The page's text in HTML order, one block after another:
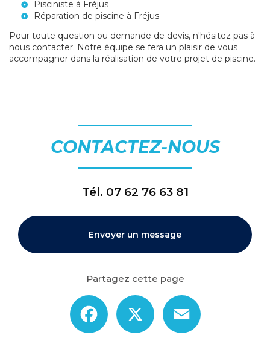
Pisciniste à Fréjus
Réparation de piscine à Fréjus
Pour toute question ou demande de devis, n'hésitez pas à
nous contacter. Notre équipe se fera un plaisir de vous
accompagner dans la réalisation de votre projet de piscine.
CONTACTEZ-NOUS
Tél. 07 62 76 63 81
Envoyer un message
Partagez cette page
Facebook